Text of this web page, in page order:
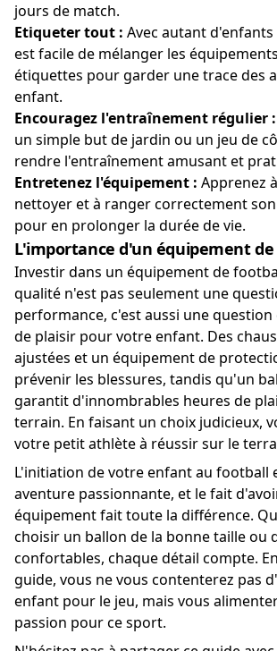
jours de match.
Etiqueter tout : Avec autant
est facile de mélanger les
étiquettes pour garder une trace des
enfant.
Encouragez l'entraînement régulier :
un simple but de jardin ou un jeu de
rendre l'entraînement amusant et
Entretenez l'équipement : Apprenez
nettoyer et à ranger correctement
pour en prolonger la durée de vie.
L'importance d'un équipement
Investir dans un équipement de
qualité n'est pas seulement une
performance, c'est aussi une
de plaisir pour votre enfant. Des
ajustées et un équipement de
prévenir les blessures, tandis qu'un
garantit d'innombrables heures de
terrain. En faisant un choix judicieux,
votre petit athlète à réussir sur le
L'initiation de votre enfant au football
aventure passionnante, et le fait
équipement fait toute la différence.
choisir un ballon de la bonne taille ou
confortables, chaque détail compte.
guide, vous ne vous contenterez pas
enfant pour le jeu, mais vous
passion pour ce sport.